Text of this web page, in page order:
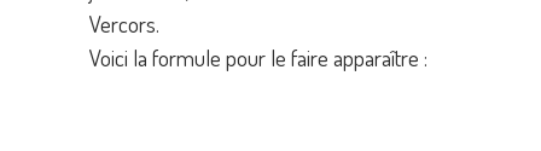
Vercors.
Voici la formule pour le faire apparaître :